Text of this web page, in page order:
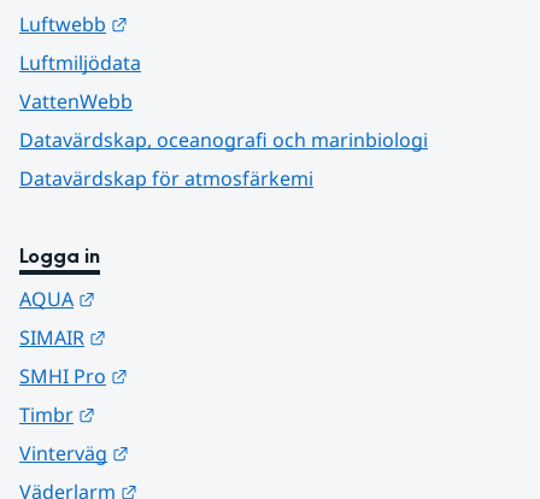
Luftwebb
Luftmiljödata
VattenWebb
Datavärdskap, oceanografi och marinbiologi
Datavärdskap för atmosfärkemi
Logga in
AQUA
SIMAIR
SMHI Pro
Timbr
Vinterväg
Väderlarm